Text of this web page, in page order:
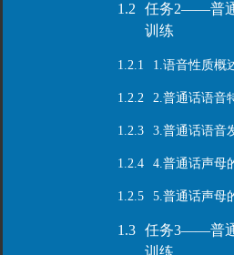
1.2
任务2——普
训练
1.2.1 1.语音性质概
1.2.2 2.普通话语音
1.2.3 3.普通话语音
1.2.4 4.普通话声母
1.2.5 5.普通话声母
1.3
任务3——普
训练